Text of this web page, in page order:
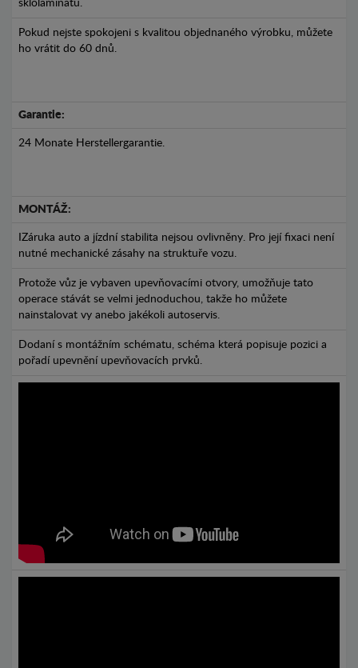
sklolaminátu.
Pokud nejste spokojeni s kvalitou objednaného výrobku, můžete
ho vrátit do 60 dnů.
Garantie:
24 Monate Herstellergarantie.
MONTÁŽ:
IZáruka auto a jízdní stabilita nejsou ovlivněny. Pro její fixaci není
nutné mechanické zásahy na struktuře vozu.
Protože vůz je vybaven upevňovacími otvory, umožňuje tato
operace stávát se velmi jednoduchou, takže ho můžete
nainstalovat vy anebo jakékoli autoservis.
Dodaní s montážním schématu, schéma která popisuje pozici a
pořadí upevnění upevňovacích prvků.